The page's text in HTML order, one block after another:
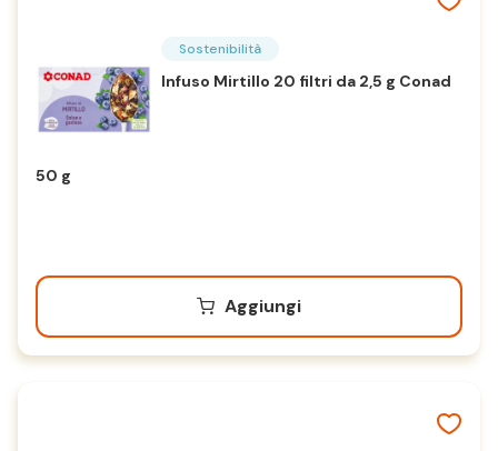
Sostenibilità
Infuso Mirtillo 20 filtri da 2,5 g Conad
50 g
Aggiungi